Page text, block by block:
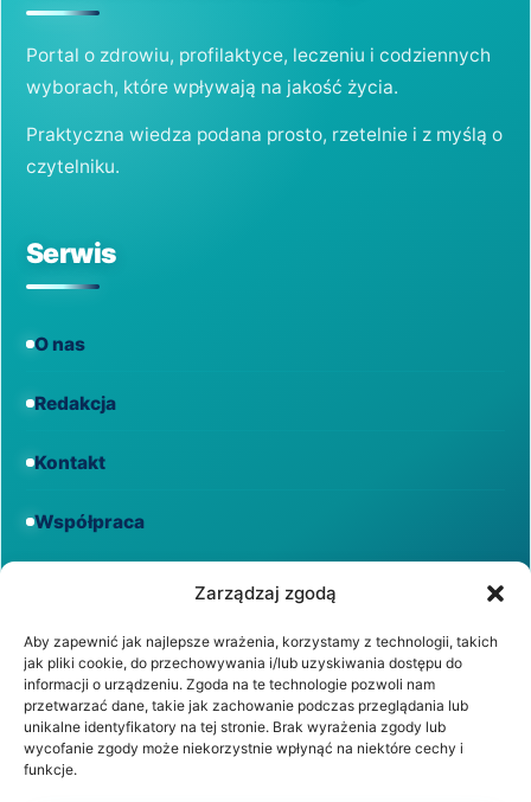
Zarządzaj zgodą
Aby zapewnić jak najlepsze wrażenia, korzystamy z technologii, takich
jak pliki cookie, do przechowywania i/lub uzyskiwania dostępu do
informacji o urządzeniu. Zgoda na te technologie pozwoli nam
przetwarzać dane, takie jak zachowanie podczas przeglądania lub
unikalne identyfikatory na tej stronie. Brak wyrażenia zgody lub
wycofanie zgody może niekorzystnie wpłynąć na niektóre cechy i
funkcje.
Portal o zdrowiu, profilaktyce, leczeniu i codziennych
wyborach, które wpływają na jakość życia.
Praktyczna wiedza podana prosto, rzetelnie i z myślą o
czytelniku.
Serwis
O nas
Redakcja
Kontakt
Współpraca
Regulamin
Polityka prywatności